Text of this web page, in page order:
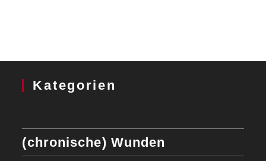
Kategorien
(chronische) Wunden